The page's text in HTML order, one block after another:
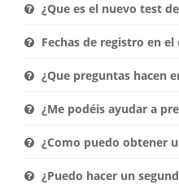
¿Que es el nuevo test
Fechas de registro en el
¿Que preguntas hacen
¿Me podéis ayudar a
¿Como puedo obtener
¿Puedo hacer un